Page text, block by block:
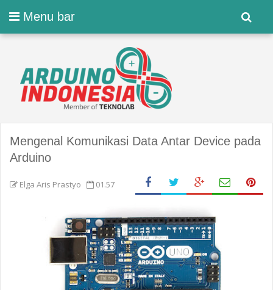
Menu bar
Mengenal Komunikasi Data Antar Device pada
Arduino
Elga Aris Prastyo 01.57